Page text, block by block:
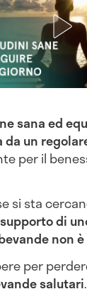
sana ed
un
per il
si sta
di
non
per
salutari.